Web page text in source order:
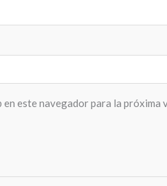
este navegador para la próxima